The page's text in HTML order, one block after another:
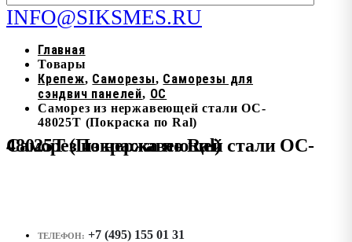
INFO@SIKSMES.RU
Главная
Товары
Крепеж, Саморезы, Саморезы для
сэндвич панелей, OC
Саморез из нержавеющей стали OC-
48025T (Покраска по Ral)
Саморез из нержавеющей стали OC-48025T (Покраска по Ral)
ТЕЛЕФОН: +7 (495) 155 01 31